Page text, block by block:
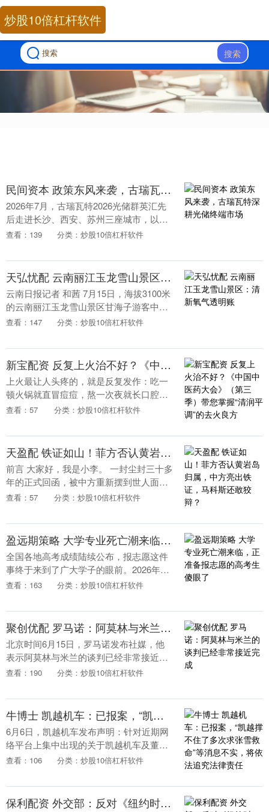
搜索
炒股10倍杠杆软件
民间资本 政策东风来袭，古瑞瓦特深耕光储终端市场
2026年7月，古瑞瓦特2026光储群英汇先
后走进长沙、西安、苏州三座城市，以覆
盖户用与工商业的全场景光储解决方案为
方案能力....
查看：139 分类：炒股10倍杠杆软件
天弘忧配 云南丽江玉龙雪山景区：清新氧气透明账
云南日报记者 和茜 7月15日，海拔3100米
的云南丽江玉龙雪山景区甘海子游客中心
人头攒动。深圳游客王女士在一台自动售
支付成....
查看：147 分类：炒股10倍杠杆软件
新宝配资 反复上火治不好？《中国中医药大会》（第三季）带您掌握“清润平调”的去火良方
上火最让人头疼的，就是反复发作：吃一
顿火锅就直冒痘痘，熬一次夜就长口腔溃
疡，有人喝了凉茶、吃了降火药，有所好
上火问题，根源未....
查看：57 分类：炒股10倍杠杆软件
天盈配 铁证如山！菲方否认黄岩岛归属，中方亮出铁证，马科斯还敢狡辩？
前言 大家好，我是小李。 一封尘封三十多
年的正式回函，被中方重新摆到世人面
前。信中写得很清楚，黄岩岛不在菲律宾
菲律宾官方制....
查看：57 分类：炒股10倍杠杆软件
盈远期策略 大学专业死亡潮来临，正准备报志愿的高考生傻眼了
全国各地高考成绩陆续公布，报志愿这件
事终于来到了广大学子的眼前。2026年报
志愿，别只问\"哪个专业热\"。你要问的是
年，....
查看：163 分类：炒股10倍杠杆软件
聚创优配 罗马诺：阿莫林与米兰的谈判已经非常接近完成
北京时间6月15日，罗马诺发布社媒，他
表示阿莫林与米兰的谈判已经非常接近完
成。 罗马诺表示，阿莫林是前曼联主帅，
说，好消息是这....
查看：190 分类：炒股10倍杠杆软件
牛博士 凯越机车：已报案，“凯越撑不住了多次求张雪救命”等消息不实，将依法追究法律责任
6月6日，凯越机车发布声明：针对近期网
络平台上集中出现的关于凯越机车及董事
长严凯先生的一系列不实言论和恶意造谣
无中生有、蓄意....
查看：106 分类：炒股10倍杠杆软件
保利配资 外交部：反对《纽约时报》为“台独”谬论提供平台